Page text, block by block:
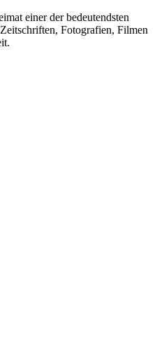
einer der bedeutendsten
Fotografien, Filmen